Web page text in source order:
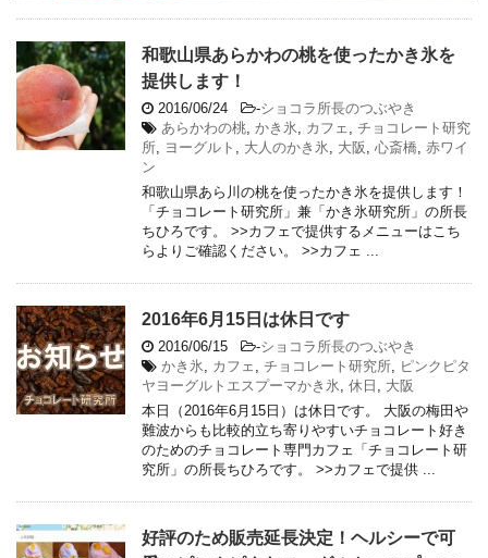
和歌山県あらかわの桃を使ったかき氷を
提供します！
2016/06/24 -ショコラ所長のつぶやき
あらかわの桃, かき氷, カフェ , チョコレート研究
所, ヨーグルト , 大人のかき氷, 大阪 , 心斎橋, 赤ワイ
ン
和歌山県あら川の桃を使ったかき氷を提供します！
「チョコレート研究所」兼「かき氷研究所」の所長
ちひろです。 >>カフェで提供するメニューはこち
らよりご確認ください。 >>カフェ ...
2016年6月15日は休日です
2016/06/15 -ショコラ所長のつぶやき
かき氷, カフェ , チョコレート研究所, ピンクピタ
ヤヨーグルトエスプーマかき氷, 休日 , 大阪
本日（2016年6月15日）は休日です。 大阪の梅田や
難波からも比較的立ち寄りやすいチョコレート好き
のためのチョコレート専門カフェ「チョコレート研
究所」の所長ちひろです。 >>カフェで提供 ...
好評のため販売延長決定！ヘルシーで可